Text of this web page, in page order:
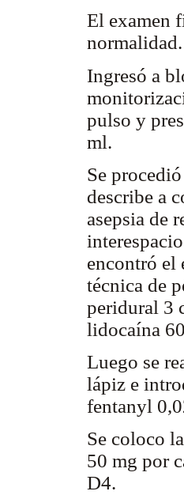
El examen
normalidad.
Ingresó a
pulso y
ml.
Se
describe a
asepsia de
encontró el
técnica de
peridural 3
lidocaína
Luego se
lápiz e
fentanyl
Se coloco
50 mg por
D4.